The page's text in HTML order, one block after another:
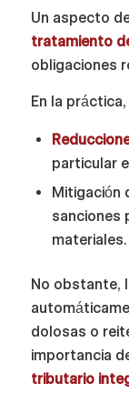
Un aspecto
tratamiento
obligaciones
En la
particular
Mitigación
sanciones
materiales.
No obstante,
dolosas o
importancia
tributario